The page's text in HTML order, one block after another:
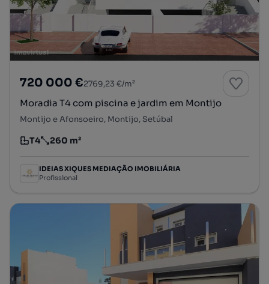
720 000 €2769,23 €/m²
Moradia T4 com piscina e jardim em Montijo
Montijo e Afonsoeiro, Montijo, Setúbal
Tipologia
T4
Preço por metro quadrado
260 m²
IDEIAS XIQUES MEDIAÇÃO IMOBILIÁRIA
Profissional